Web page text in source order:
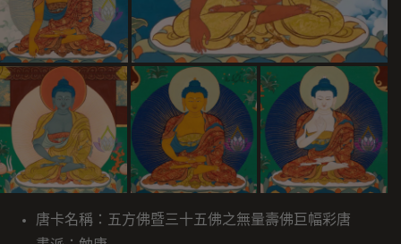
唐卡名稱：五方佛暨三十五佛之無量壽佛巨幅彩唐